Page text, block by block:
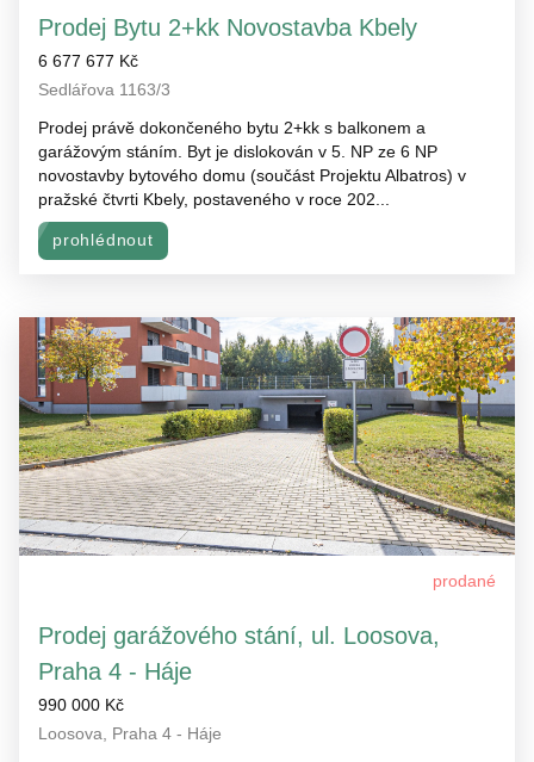
Prodej Bytu 2+kk Novostavba Kbely
6 677 677 Kč
Sedlářova 1163/3
Prodej právě dokončeného bytu 2+kk s balkonem a
garážovým stáním. Byt je dislokován v 5. NP ze 6 NP
novostavby bytového domu (součást Projektu Albatros) v
pražské čtvrti Kbely, postaveného v roce 202...
prohlédnout
prodané
Prodej garážového stání, ul. Loosova,
Praha 4 - Háje
990 000 Kč
Loosova, Praha 4 - Háje